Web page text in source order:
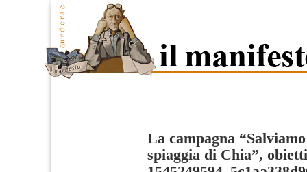
La campagna
spiaggia di Chia”,